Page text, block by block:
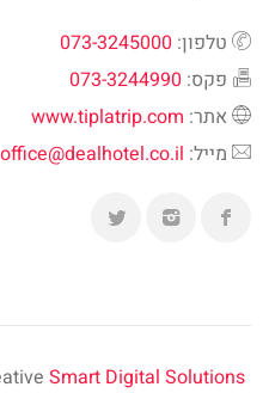
טלפון: 073-3245000
פקס: 073-3244990
אתר: www.tiplatrip.com
מייל: office@dealhotel.co.il
Smart Digital Solutions | ©